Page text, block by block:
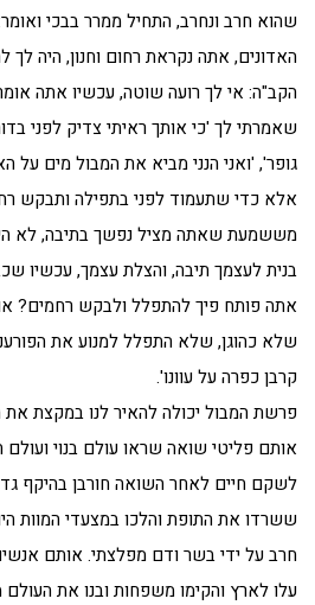
שהוא חרב ונחרב, התחיל ממרר בבכי ואומר:
האדונים, אתה נקראת רחום וחנון, היה לך
הקב"ה: אי לך רועה שוטה, עכשיו אתה
שאמרתי לך 'כי אותך ראיתי צדיק לפני
גופר', 'ואני הנני מביא את המבול מים על
אלא כדי שתעמוד לפני בתפילה ותבקש
מששמעת שאתה מציל נפשך בתיבה, לא
בנית לעצמך תיבה, והצלת עצמך, עכשיו
אתה פותח פיך להתפלל ולבקש רחמים?
שלא כהוגן, שלא התפלל למנוע את
קרבן כפרה על עוונו'.
פרשת המבול יכולה להאיר לנו במקצת
אותם פליטי שואה שראו עולם בנוי
לשקם חיים לאחר השואה חורבן בהיקף
ששרדו את התופת והלכו במצעדי המוות
חרב על ידי בשר ודם מפלצתי. אותם
עלו לארץ והקימו משפחות ובנו את